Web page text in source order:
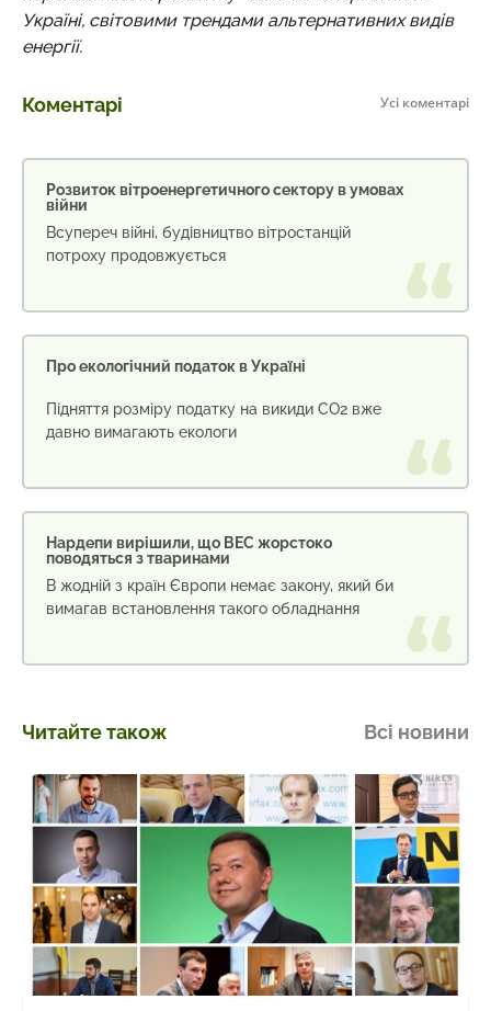
Україні, світовими трендами альтернативних видів
енергії.
Коментарі Усі коментарі
Розвиток вітроенергетичного сектору в умовах
війни
Всупереч війні, будівництво вітростанцій
потроху продовжується
Про екологічний податок в Україні
Підняття розміру податку на викиди СО2 вже
давно вимагають екологи
Нардепи вирішили, що ВЕС жорстоко
поводяться з тваринами
В жодній з країн Європи немає закону, який би
вимагав встановлення такого обладнання
Читайте також Всі новини